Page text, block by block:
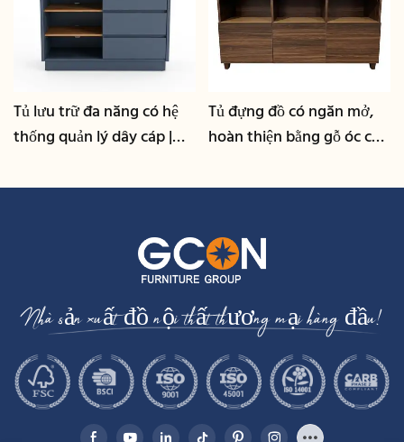
Tủ lưu trữ đa năng có hệ
thống quản lý dây cáp |
Tủ đựng đồ có ngăn mở,
hoàn thiện bằng gỗ óc chó
Nhà sản xuất đồ nội thất thương mại hàng đầu!